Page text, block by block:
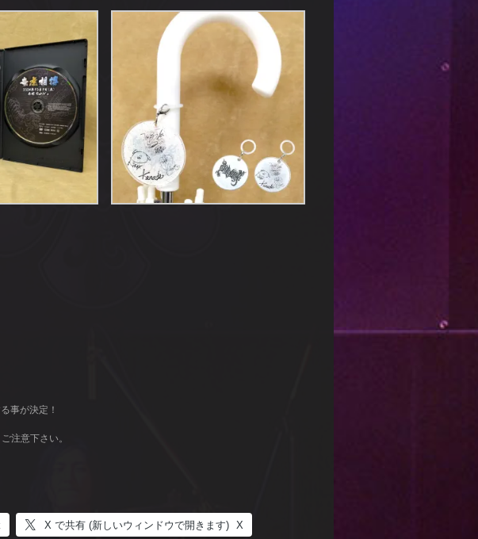
事が決定！
注意下さい。
X で共有 (新しいウィンドウで開きます) X